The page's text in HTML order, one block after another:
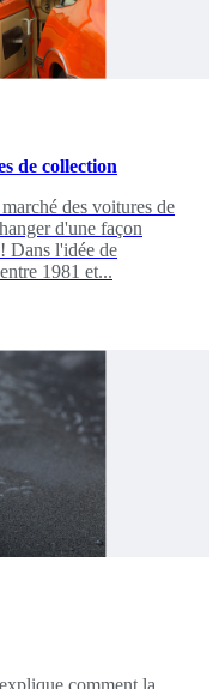
de collection
des voitures de
d'une façon
Dans l'idée de
1981 et...